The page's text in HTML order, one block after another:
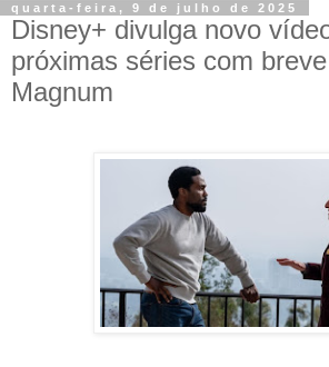
quarta-feira, 9 de julho de 2025
Disney+ divulga novo
próximas séries com
Magnum